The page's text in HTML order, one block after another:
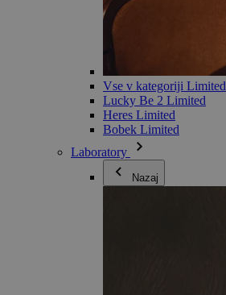
Vse v kategoriji Limited
Lucky Be 2 Limited
Heres Limited
Bobek Limited
Laboratory
Nazaj